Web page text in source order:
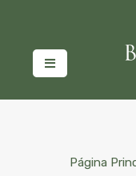
Página